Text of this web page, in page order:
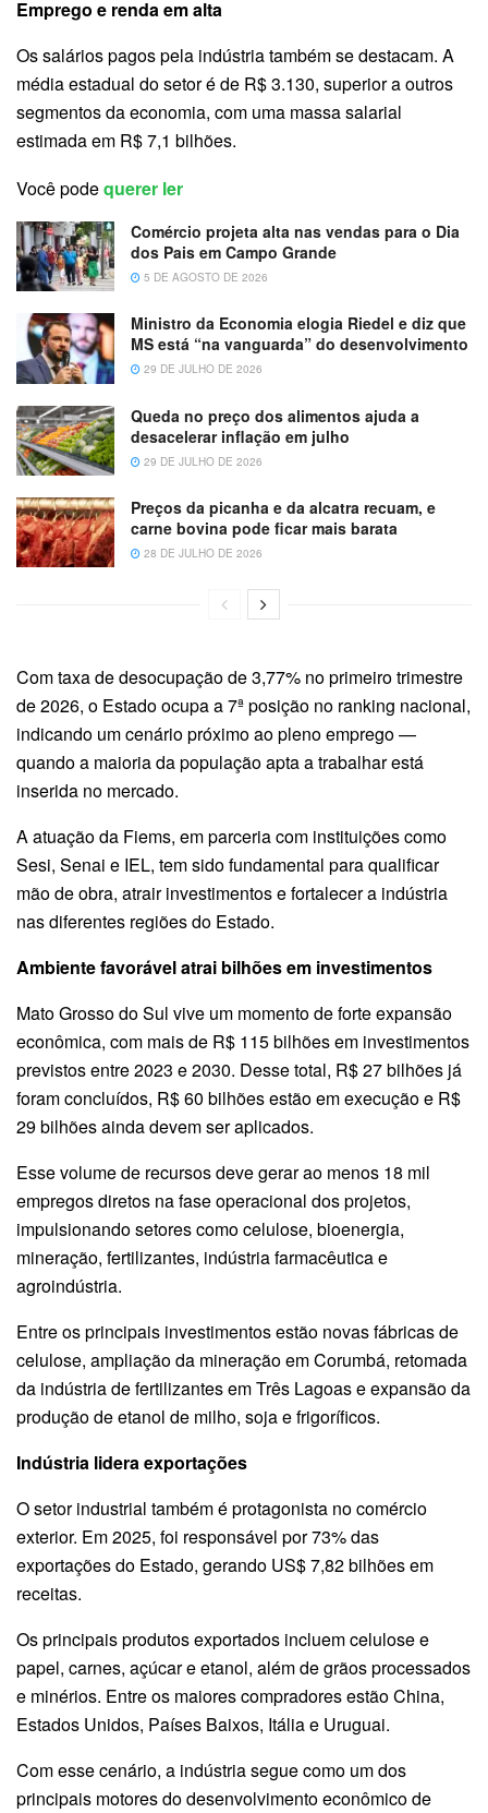
Emprego e renda em alta
Os salários pagos pela indústria também se destacam. A
média estadual do setor é de R$ 3.130, superior a outros
segmentos da economia, com uma massa salarial
estimada em R$ 7,1 bilhões.
Você podequerer ler
Comércio projeta alta nas vendas para o Dia
dos Pais em Campo Grande
5 DE AGOSTO DE 2026
Ministro da Economia elogia Riedel e diz que
MS está “na vanguarda” do desenvolvimento
29 DE JULHO DE 2026
Queda no preço dos alimentos ajuda a
desacelerar inflação em julho
29 DE JULHO DE 2026
Preços da picanha e da alcatra recuam, e
carne bovina pode ficar mais barata
28 DE JULHO DE 2026
Com taxa de desocupação de 3,77% no primeiro trimestre
de 2026, o Estado ocupa a 7ª posição no ranking nacional,
indicando um cenário próximo ao pleno emprego —
quando a maioria da população apta a trabalhar está
inserida no mercado.
A atuação da Fiems, em parceria com instituições como
Sesi, Senai e IEL, tem sido fundamental para qualificar
mão de obra, atrair investimentos e fortalecer a indústria
nas diferentes regiões do Estado.
Ambiente favorável atrai bilhões em investimentos
Mato Grosso do Sul vive um momento de forte expansão
econômica, com mais de R$ 115 bilhões em investimentos
previstos entre 2023 e 2030. Desse total, R$ 27 bilhões já
foram concluídos, R$ 60 bilhões estão em execução e R$
29 bilhões ainda devem ser aplicados.
Esse volume de recursos deve gerar ao menos 18 mil
empregos diretos na fase operacional dos projetos,
impulsionando setores como celulose, bioenergia,
mineração, fertilizantes, indústria farmacêutica e
agroindústria.
Entre os principais investimentos estão novas fábricas de
celulose, ampliação da mineração em Corumbá, retomada
da indústria de fertilizantes em Três Lagoas e expansão da
produção de etanol de milho, soja e frigoríficos.
Indústria lidera exportações
O setor industrial também é protagonista no comércio
exterior. Em 2025, foi responsável por 73% das
exportações do Estado, gerando US$ 7,82 bilhões em
receitas.
Os principais produtos exportados incluem celulose e
papel, carnes, açúcar e etanol, além de grãos processados
e minérios. Entre os maiores compradores estão China,
Estados Unidos, Países Baixos, Itália e Uruguai.
Com esse cenário, a indústria segue como um dos
principais motores do desenvolvimento econômico de